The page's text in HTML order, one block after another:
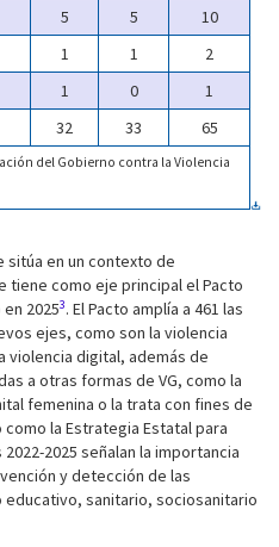
5 5
10
1 1
2
1 0
1
32 33 65
del Gobierno contra la Violencia
sitúa en un contexto de
como eje principal el Pacto
20253. El Pacto amplía a 461 las
ejes, como son la violencia
violencia digital, además de
a otras formas de VG, como la
femenina o la trata con fines de
la Estrategia Estatal para
2025 señalan la importancia
y detección de las
sanitario, sociosanitario